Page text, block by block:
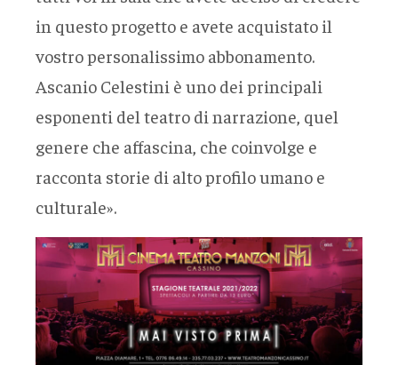
in questo progetto e avete acquistato il
vostro personalissimo abbonamento.
Ascanio Celestini è uno dei principali
esponenti del teatro di narrazione, quel
genere che affascina, che coinvolge e
racconta storie di alto profilo umano e
culturale».